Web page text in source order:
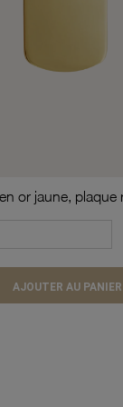
AJOUTER AU PANIER